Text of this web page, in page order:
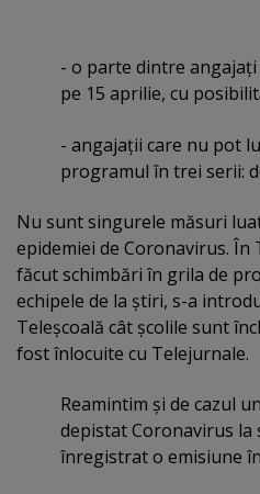
- o parte dintre angajaţi
pe 15 aprilie, cu
- angajaţii care nu pot
programul în trei serii:
Nu sunt singurele măsuri
epidemiei de Coronavirus. În
făcut schimbări în grila de
echipele de la ştiri, s-a
Teleşcoală cât şcolile sunt
fost înlocuite cu Telejurnale.
Reamintim şi de cazul
depistat Coronavirus la
înregistrat o emisiune